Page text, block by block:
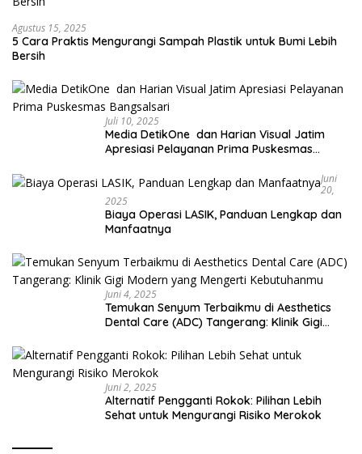
Agustus 15, 2025
5 Cara Praktis Mengurangi Sampah Plastik untuk Bumi Lebih
Bersih
Juli 10, 2025
Media DetikOne dan Harian Visual Jatim
Apresiasi Pelayanan Prima Puskesmas
Juni
20,
2025
Biaya Operasi LASIK, Panduan Lengkap dan
Manfaatnya
Juni 4, 2025
Temukan Senyum Terbaikmu di Aesthetics
Dental Care (ADC) Tangerang: Klinik Gigi
Juni 2, 2025
Alternatif Pengganti Rokok: Pilihan Lebih
Sehat untuk Mengurangi Risiko Merokok